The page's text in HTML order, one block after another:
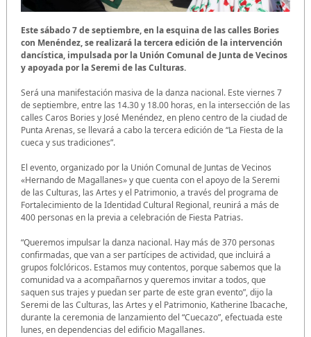
Este sábado 7 de septiembre, en la esquina de las calles Bories
con Menéndez, se realizará la tercera edición de la intervención
dancística, impulsada por la Unión Comunal de Junta de Vecinos
y apoyada por la Seremi de las Culturas.
Será una manifestación masiva de la danza nacional. Este viernes 7
de septiembre, entre las 14.30 y 18.00 horas, en la intersección de las
calles Caros Bories y José Menéndez, en pleno centro de la ciudad de
Punta Arenas, se llevará a cabo la tercera edición de “La Fiesta de la
cueca y sus tradiciones”.
El evento, organizado por la Unión Comunal de Juntas de Vecinos
«Hernando de Magallanes» y que cuenta con el apoyo de la Seremi
de las Culturas, las Artes y el Patrimonio, a través del programa de
Fortalecimiento de la Identidad Cultural Regional, reunirá a más de
400 personas en la previa a celebración de Fiesta Patrias.
“Queremos impulsar la danza nacional. Hay más de 370 personas
confirmadas, que van a ser partícipes de actividad, que incluirá a
grupos folclóricos. Estamos muy contentos, porque sabemos que la
comunidad va a acompañarnos y queremos invitar a todos, que
saquen sus trajes y puedan ser parte de este gran evento”, dijo la
Seremi de las Culturas, las Artes y el Patrimonio, Katherine Ibacache,
durante la ceremonia de lanzamiento del “Cuecazo”, efectuada este
lunes, en dependencias del edificio Magallanes.